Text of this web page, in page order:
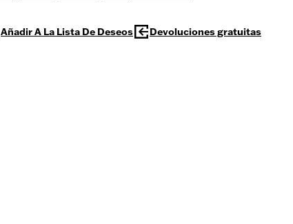
Añadir A La Lista De Deseos Devoluciones gratuitas